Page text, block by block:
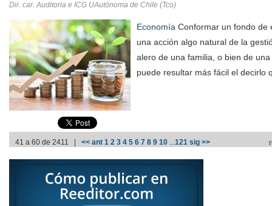
Dir. car. Auditoria e ICG UAutónoma de Chile (Tco)
Economía Conformar un fondo de
una acción algo natural de la
alero de una familia, o bien de
puede resultar más fácil el decirlo
41 a 60 de 2411 | << ant 1 2 3 4 5 6 7 8 9 10 ...121 sig >>